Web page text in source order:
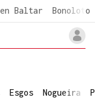
Baltar Bonoloto
Esgos Nogueira